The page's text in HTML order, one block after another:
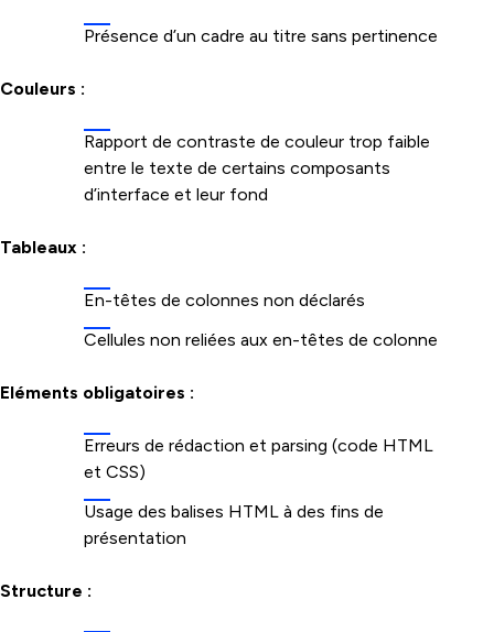
Présence d’un cadre au titre sans pertinence
Couleurs :
Rapport de contraste de couleur trop faible
entre le texte de certains composants
d’interface et leur fond
Tableaux :
En-têtes de colonnes non déclarés
Cellules non reliées aux en-têtes de colonne
Eléments obligatoires :
Erreurs de rédaction et parsing (code HTML
et CSS)
Usage des balises HTML à des fins de
présentation
Structure :